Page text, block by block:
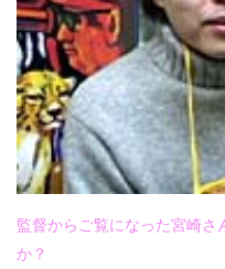
監督からご覧になった宮崎さ
か？